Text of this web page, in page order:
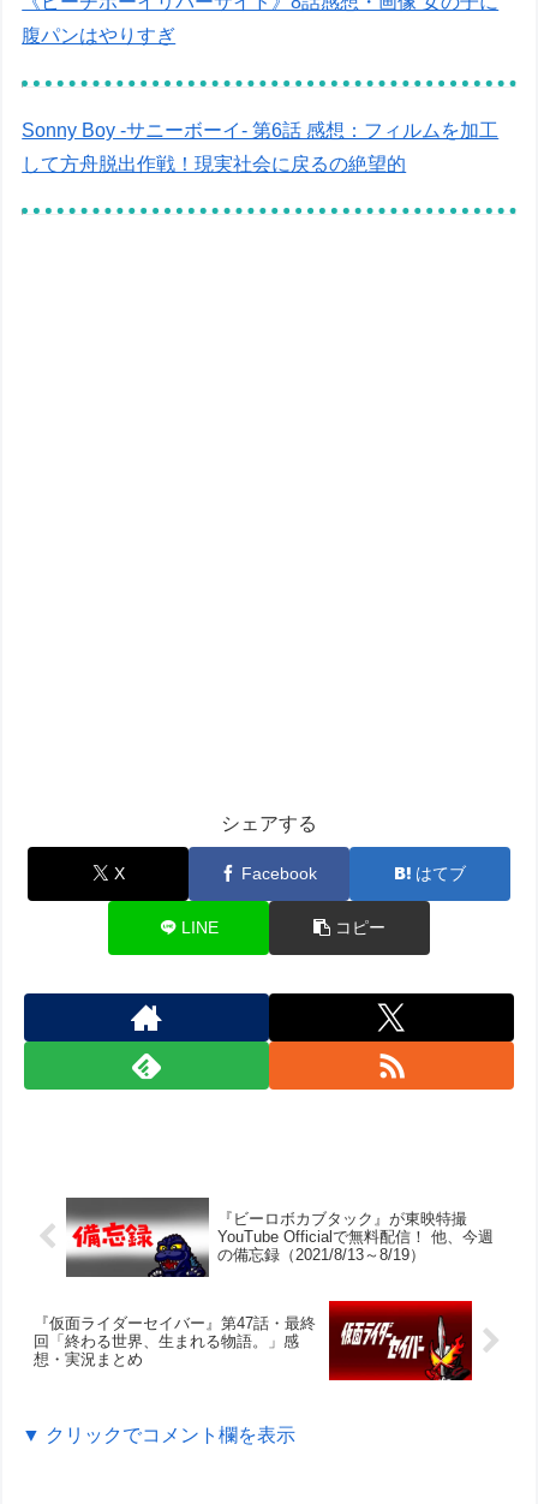
腹パンはやりすぎ
Sonny Boy -サニーボーイ- 第6話 感想：フィルムを加工
して方舟脱出作戦！現実社会に戻るの絶望的
シェアする
X Facebook はてブ
LINE コピー
『ビーロボカブタック』が東映特撮
YouTube Officialで無料配信！ 他、今週
の備忘録（2021/8/13～8/19）
『仮面ライダーセイバー』第47話・最終
回「終わる世界、生まれる物語。」感
想・実況まとめ
▼ クリックでコメント欄を表示